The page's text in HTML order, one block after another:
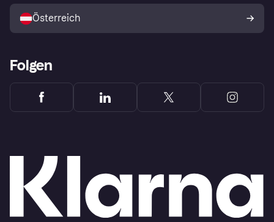
Österreich
Folgen